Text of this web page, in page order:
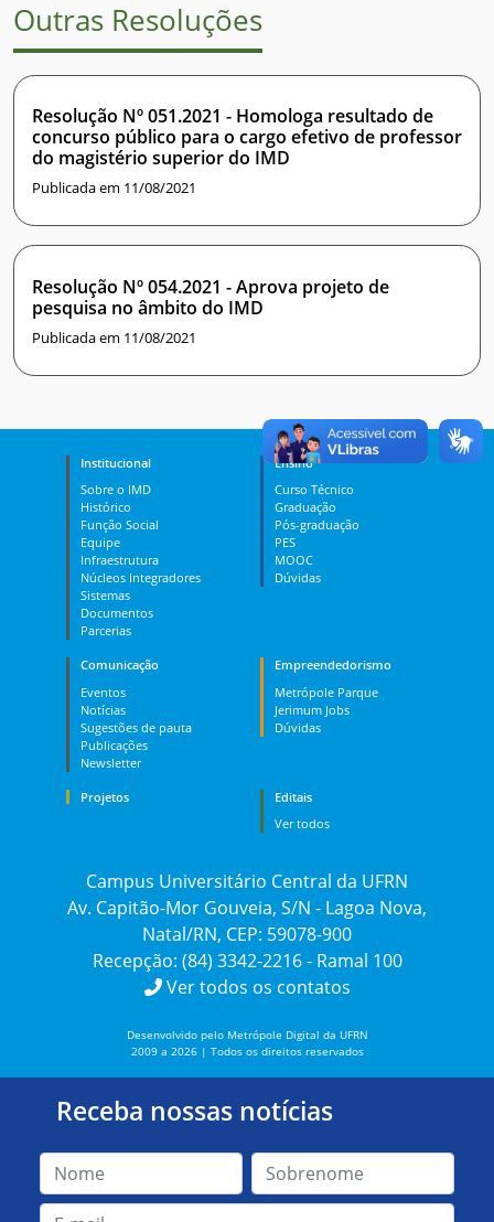
Outras Resoluções
Resolução Nº 051.2021 - Homologa resultado de
concurso público para o cargo efetivo de professor
do magistério superior do IMD
Publicada em 11/08/2021
Resolução Nº 054.2021 - Aprova projeto de
pesquisa no âmbito do IMD
Publicada em 11/08/2021
Institucional
Sobre o IMD
Histórico
Função Social
Equipe
Infraestrutura
Núcleos Integradores
Sistemas
Documentos
Parcerias
Ensino
Curso Técnico
Graduação
Pós-graduação
PES
MOOC
Dúvidas
Comunicação
Eventos
Notícias
Sugestões de pauta
Publicações
Newsletter
Empreendedorismo
Metrópole Parque
Jerimum Jobs
Dúvidas
Projetos
Editais
Ver todos
Campus Universitário Central da UFRN
Av. Capitão-Mor Gouveia, S/N - Lagoa Nova,
Natal/RN, CEP: 59078-900
Recepção: (84) 3342-2216 - Ramal 100
Ver todos os contatos
Desenvolvido pelo Metrópole Digital da UFRN
2009 a 2026 | Todos os direitos reservados
Receba nossas notícias